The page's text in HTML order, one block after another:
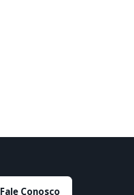
Fale Conosco